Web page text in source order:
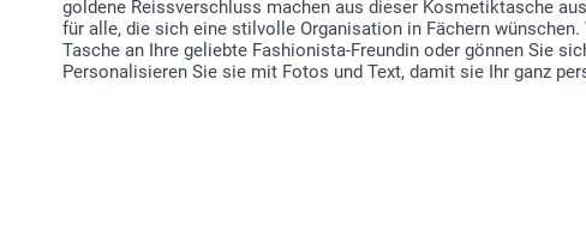
goldene Reissverschluss machen aus dieser Kosmetiktasche
für alle, die sich eine stilvolle Organisation in Fächern
Tasche an Ihre geliebte Fashionista-Freundin oder gönnen Sie
Personalisieren Sie sie mit Fotos und Text, damit sie Ihr ganz